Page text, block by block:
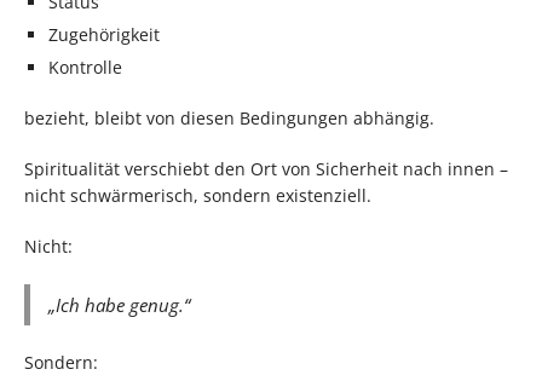
Zugehörigkeit
Kontrolle
bezieht, bleibt von diesen Bedingungen abhängig.
Spiritualität verschiebt den Ort von Sicherheit nach innen –
nicht schwärmerisch, sondern existenziell.
Nicht:
„Ich habe genug.“
Sondern: